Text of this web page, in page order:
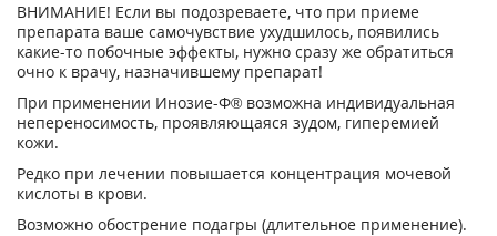
ВНИМАНИЕ! Если вы подозреваете, что при приеме
препарата ваше самочувствие ухудшилось, появились
какие-то побочные эффекты, нужно сразу же обратиться
очно к врачу, назначившему препарат!
При применении Инозие-Ф® возможна индивидуальная
непереносимость, проявляющаяся зудом, гиперемией
кожи.
Редко при лечении повышается концентрация мочевой
кислоты в крови.
Возможно обострение подагры (длительное применение).